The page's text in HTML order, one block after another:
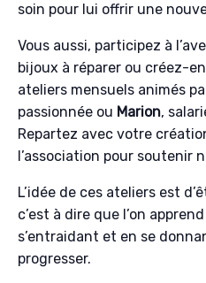
soin pour lui offrir une
Vous aussi, participez à
bijoux à réparer ou créez-
ateliers mensuels animés
passionnée ou Marion,
Repartez avec votre
l’association pour soutenir
L’idée de ces ateliers est
c’est à dire que l’on
s’entraidant et en se
progresser.